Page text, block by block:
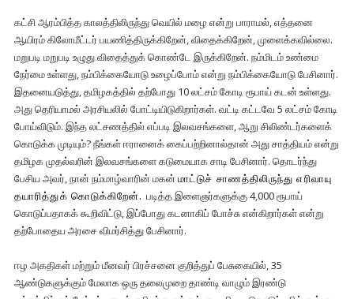
கட்சி ஆரம்பித்த காலத்திலிருந்து வெயில் மழை என்று பாராமல், எத்தனை
ஆயிரம் கிலோமீட்டர் பயணித்திருக்கிறேன், விதைக்கிறேன், முளைக்கவில்லை.
மறுபடி மறுபடி உழுது விதைத்துக் கொண்டே இருக்கிறேன். நம்மிடம் உண்மை
நேர்மை உள்ளது, நம்பிக்கையோடு உழைப்போம் என்று நம்பிக்கையோடு பேசினார்.
இதனையடுத்து, தமிழகத்தில் தற்போது 10 லட்சம் கோடி ரூபாய் கடன் உள்ளது.
அது தெரியாமல் அரசியலில் போட்டியிடுகிறார்கள். வட்டி கட்டவே 5 லட்சம் கோடி
போய்விடும். இந்த லட்சணத்தில் எப்படி இலவசங்களை, ஆறு சிலிண்டர்களைக்
கொடுக்க முடியும்? நீங்கள் ஈரானைக் கைப்பற்றினால்தான் அது சாத்தியம் என்று
தமிழக முதல்வரின் இலவசங்களை கடுமையாக சாடி பேசினார். தொடர்ந்து
பேசிய அவர், நான் நம்மாழ்வாரின் மகன் மாட்டுச் சாணத்திலிருந்து எரிவாயு
தயாரித்துக் கொடுக்கிறேன். படித்த இளைஞர்களுக்கு 4,000 ரூபாய்
கொடுப்பதாகக் கூறிவிட்டு, இப்போது கடனாகிப் போச்சு என்கிறார்கள் என்று
தற்போதைய அரசை விமர்சித்து பேசினார்.
ஈழ அகதிகள் மற்றும் மீனவர் பிரச்சனை குறித்துப் பேசுகையில், 35
ஆண்டுகளுக்கும் மேலாக ஒரு தலைமுறை தாண்டி வாழும் இரண்டு